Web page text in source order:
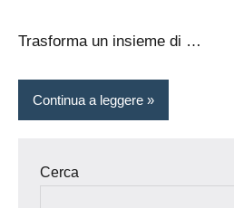
Trasforma un insieme di …
Continua a leggere
Cerca